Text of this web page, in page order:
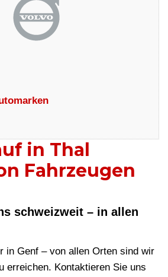
in Thal
Fahrzeugen
schweizweit – in allen
in Genf – von allen Orten sind wir
erreichen. Kontaktieren Sie uns